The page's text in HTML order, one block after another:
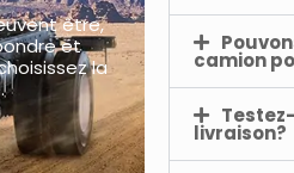
être,
et
la
camion
livraison?